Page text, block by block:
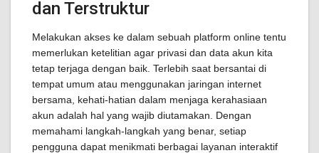
dan Terstruktur
Melakukan akses ke dalam sebuah platform online tentu
memerlukan ketelitian agar privasi dan data akun kita
tetap terjaga dengan baik. Terlebih saat bersantai di
tempat umum atau menggunakan jaringan internet
bersama, kehati-hatian dalam menjaga kerahasiaan
akun adalah hal yang wajib diutamakan. Dengan
memahami langkah-langkah yang benar, setiap
pengguna dapat menikmati berbagai layanan interaktif